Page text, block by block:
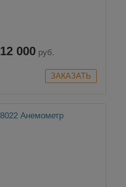
12 000 руб.